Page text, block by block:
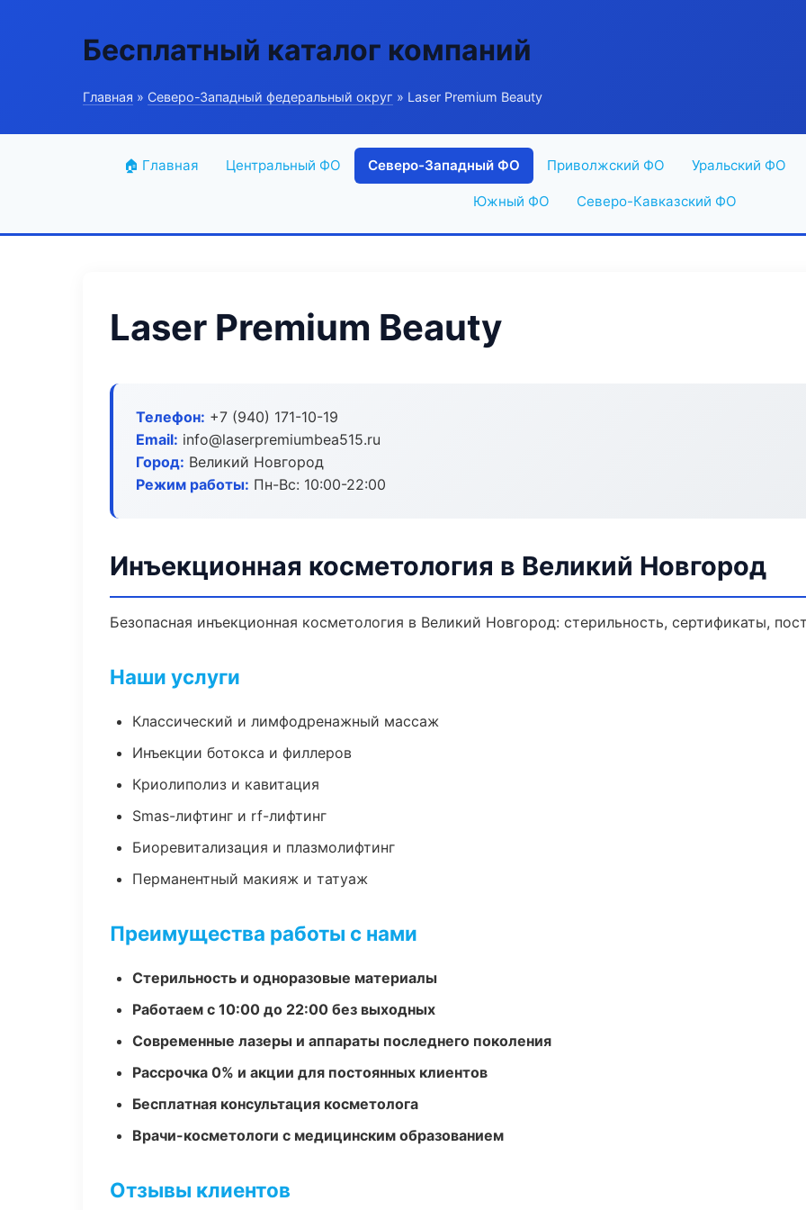
Бесплатный каталог компаний
Главная » Северо-Западный федеральный округ » Laser Premium Beauty
🏠 Главная Центральный ФО Северо-Западный ФО Приволжский ФО Уральский ФО
Южный ФО Северо-Кавказский ФО
Laser Premium Beauty
Телефон: +7 (940) 171-10-19
Email: info@laserpremiumbea515.ru
Город: Великий Новгород
Режим работы: Пн-Вс: 10:00-22:00
Инъекционная косметология в Великий Новгород
Безопасная инъекционная косметология в Великий Новгород: стерильность, сертификаты,
Наши услуги
Классический и лимфодренажный массаж
Инъекции ботокса и филлеров
Криолиполиз и кавитация
Smas-лифтинг и rf-лифтинг
Биоревитализация и плазмолифтинг
Перманентный макияж и татуаж
Преимущества работы с нами
Стерильность и одноразовые материалы
Работаем с 10:00 до 22:00 без выходных
Современные лазеры и аппараты последнего поколения
Рассрочка 0% и акции для постоянных клиентов
Бесплатная консультация косметолога
Врачи-косметологи с медицинским образованием
Отзывы клиентов